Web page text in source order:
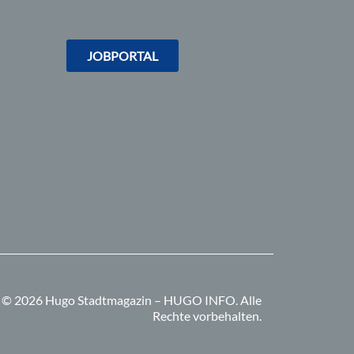
JOBPORTAL
© 2026 Hugo Stadtmagazin – HUGO INFO.Alle
Rechte vorbehalten.